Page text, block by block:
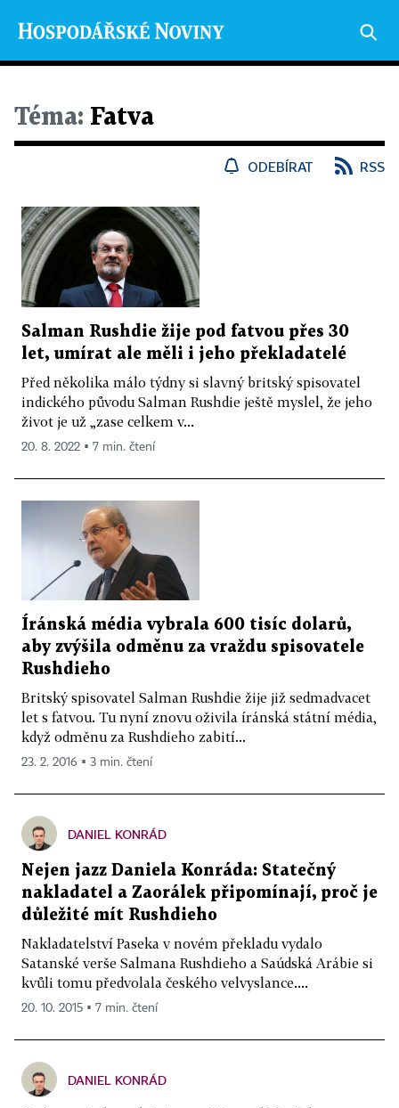
Téma: Fatva
ODEBÍRAT RSS
Salman Rushdie žije pod fatvou přes 30
let, umírat ale měli i jeho překladatelé
Před několika málo týdny si slavný britský spisovatel
indického původu Salman Rushdie ještě myslel, že jeho
život je už „zase celkem v...
20. 8. 2022 ▪ 7 min. čtení
Íránská média vybrala 600 tisíc dolarů,
aby zvýšila odměnu za vraždu spisovatele
Rushdieho
Britský spisovatel Salman Rushdie žije již sedmadvacet
let s fatvou. Tu nyní znovu oživila íránská státní média,
když odměnu za Rushdieho zabití...
23. 2. 2016 ▪ 3 min. čtení
DANIEL KONRÁD
Nejen jazz Daniela Konráda: Statečný
nakladatel a Zaorálek připomínají, proč je
důležité mít Rushdieho
Nakladatelství Paseka v novém překladu vydalo
Satanské verše Salmana Rushdieho a Saúdská Arábie si
kvůli tomu předvolala českého velvyslance....
20. 10. 2015 ▪ 7 min. čtení
DANIEL KONRÁD